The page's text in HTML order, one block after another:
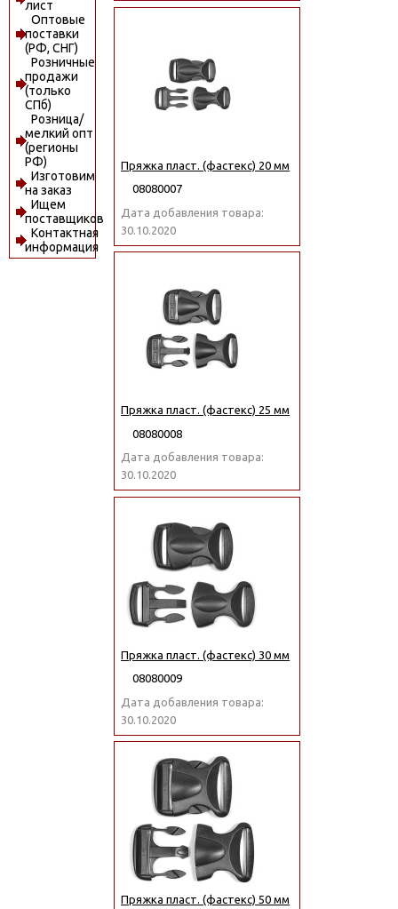
лист
Оптовые
поставки
(РФ, СНГ)
Розничные
продажи
(только
СПб)
Розница/
мелкий опт
(регионы
РФ)
Изготовим
на заказ
Ищем
поставщиков
Контактная
информация
Пряжка пласт. (фастекс) 20 мм
08080007
Дата добавления товара:
30.10.2020
Пряжка пласт. (фастекс) 25 мм
08080008
Дата добавления товара:
30.10.2020
Пряжка пласт. (фастекс) 30 мм
08080009
Дата добавления товара:
30.10.2020
Пряжка пласт. (фастекс) 50 мм